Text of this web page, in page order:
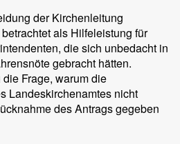
der Kirchenleitung
als Hilfeleistung für
die sich unbedacht in
gebracht hätten.
Frage, warum die
Landeskirchenamtes nicht
des Antrags gegeben